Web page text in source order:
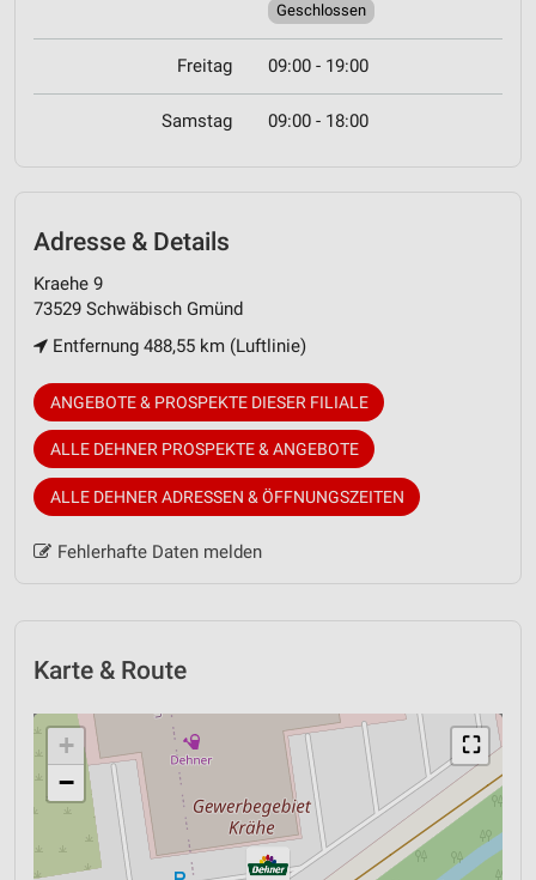
Geschlossen
Freitag 09:00 - 19:00
Samstag 09:00 - 18:00
Adresse & Details
Kraehe 9
73529 Schwäbisch Gmünd
Entfernung 488,55 km (Luftlinie)
ANGEBOTE & PROSPEKTE DIESER FILIALE
ALLE DEHNER PROSPEKTE & ANGEBOTE
ALLE DEHNER ADRESSEN & ÖFFNUNGSZEITEN
Fehlerhafte Daten melden
Karte & Route
⛶
+
−